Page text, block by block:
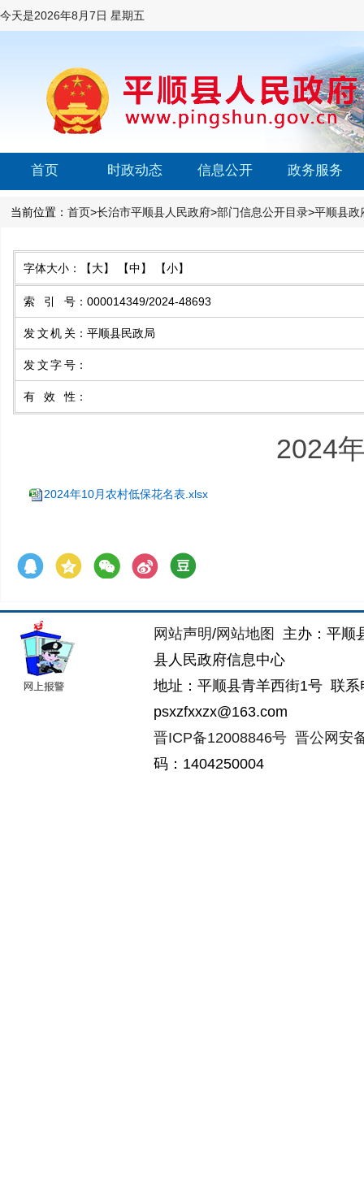
今天是2026年8月7日 星期五
首页 时政动态 信息公开 政务服务
当前位置： 首页>长治市平顺县人民政府>部门信息公开目录>平顺县政
字体大小： 【大】 【中】 【小】
索引号 ： 000014349/2024-48693
发文机关 ： 平顺县民政局
发文字号 ：
有效性 ：
2024
2024年10月农村低保花名表.xlsx
网站声明/网站地图
主办：平顺
县人民政府信息中心
地址：平顺县青羊西街1号 联
psxzfxxzx@163.com
晋ICP备12008846号 晋公网安
码：1404250004